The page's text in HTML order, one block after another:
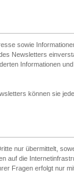
sowie
Newsletters
Informationen
können sie
nur übermittelt,
auf die
Fragen erfolgt nur